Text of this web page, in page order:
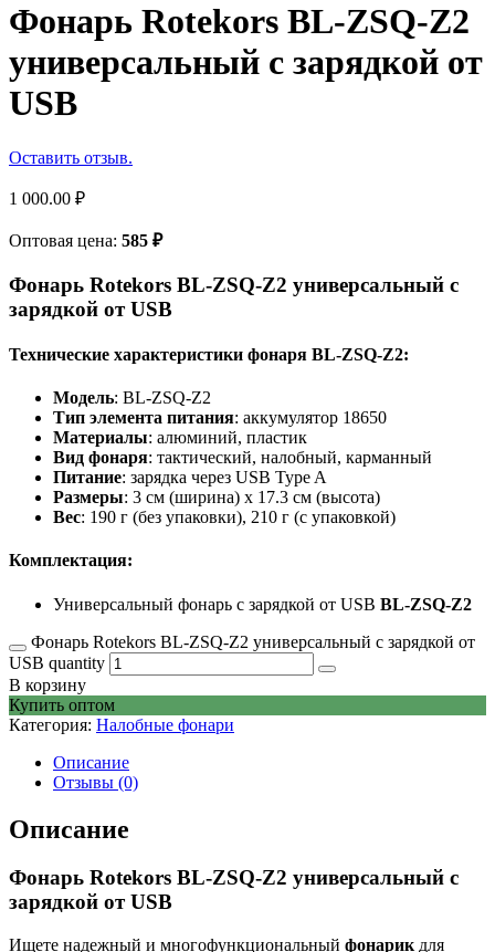
Фонарь Rotekors BL-ZSQ-Z2
универсальный с зарядкой от
USB
Оставить отзыв.
1 000.00 ₽
Оптовая цена: 585 ₽
Фонарь Rotekors BL-ZSQ-Z2 универсальный с
зарядкой от USB
Технические характеристики фонаря BL-ZSQ-Z2:
Модель: BL-ZSQ-Z2
Тип элемента питания: аккумулятор 18650
Материалы: алюминий, пластик
Вид фонаря: тактический, налобный, карманный
Питание: зарядка через USB Type A
Размеры: 3 см (ширина) x 17.3 см (высота)
Вес: 190 г (без упаковки), 210 г (с упаковкой)
Комплектация:
Универсальный фонарь с зарядкой от USB BL-ZSQ-Z2
Фонарь Rotekors BL-ZSQ-Z2 универсальный с зарядкой от
USB quantity
В корзину
Купить оптом
Категория: Налобные фонари
Описание
Отзывы (0)
Описание
Фонарь Rotekors BL-ZSQ-Z2 универсальный с
зарядкой от USB
Ищете надежный и многофункциональный фонарик для